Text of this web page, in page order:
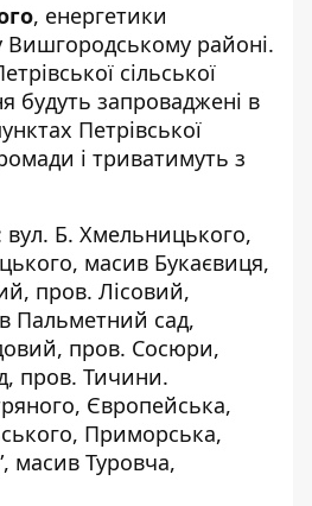
, енергетики
районі.
сільської
будуть запроваджені в
Петрівської
і триватимуть з
вул. Б. Хмельницького,
масив Букаєвиця,
пров. Лісовий,
Пальметний сад,
пров. Сосюри,
пров. Тичини.
Європейська,
Приморська,
масив Туровча,